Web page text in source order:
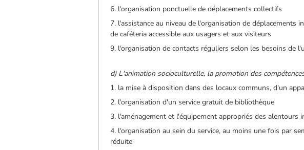
6. l'organisation ponctuelle de déplacements collectifs
7. l'assistance au niveau de l'organisation de déplacements
de caféteria accessible aux usagers et aux visiteurs
9. l'organisation de contacts réguliers selon les besoins de
d) L'animation socioculturelle, la promotion des
1. la mise à disposition dans des locaux communs, d'un
2. l'organisation d'un service gratuit de bibliothèque
3. l'aménagement et l'équipement appropriés des
4. l'organisation au sein du service, au moins une fois par
réduite